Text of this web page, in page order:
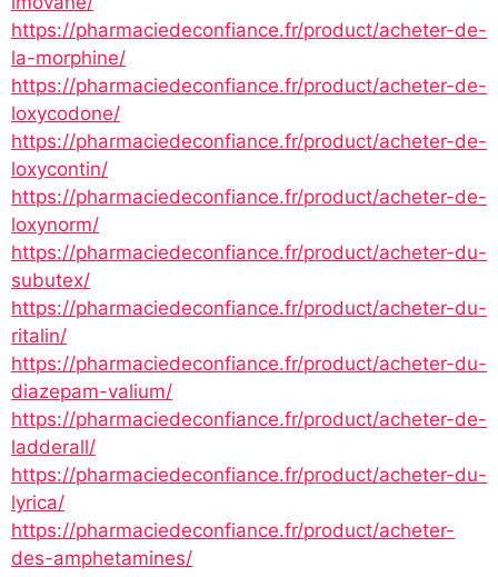
https://pharmaciedeconfiance.fr/product/acheter-de-
la-morphine/
https://pharmaciedeconfiance.fr/product/acheter-de-
loxycodone/
https://pharmaciedeconfiance.fr/product/acheter-de-
loxycontin/
https://pharmaciedeconfiance.fr/product/acheter-de-
loxynorm/
https://pharmaciedeconfiance.fr/product/acheter-du-
subutex/
https://pharmaciedeconfiance.fr/product/acheter-du-
ritalin/
https://pharmaciedeconfiance.fr/product/acheter-du-
diazepam-valium/
https://pharmaciedeconfiance.fr/product/acheter-de-
ladderall/
https://pharmaciedeconfiance.fr/product/acheter-du-
lyrica/
https://pharmaciedeconfiance.fr/product/acheter-
des-amphetamines/